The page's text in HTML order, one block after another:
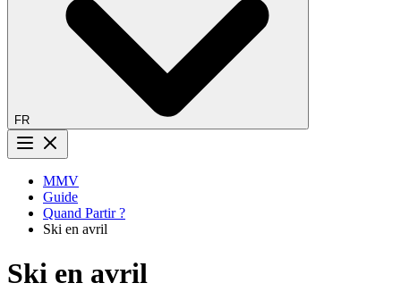
FR
Bouton menu
MMV
Guide
Quand Partir ?
Ski en avril
Ski en avril